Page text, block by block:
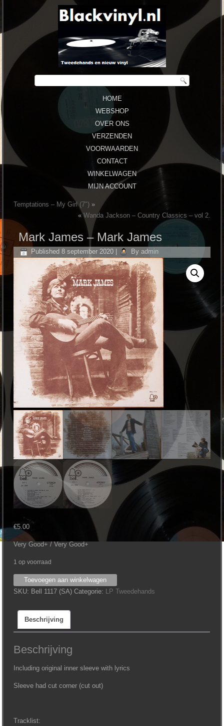
HOME
WEBSHOP
OVER ONS
VERZENDEN
VOORWAARDEN
CONTACT
WINKELWAGEN
MIJN ACCOUNT
Temptations – My Girl (7″) »
«Wanda Jackson – Country Classics – vol 2.
Mark James – Mark James
Published 8 september 2020 By admin
€5.00
Very Good+ / Very Good+
1 op voorraad
Mark
James
Mark
James
aantal
Toevoegen aan winkelwagen
SKU: Bell 1117 (SA) Categorie: LP Tweedehands
Beschrijving
Beschrijving
Including original inner sleeve with lyrics
Sleeve had cut corner (cut out)
Tracklist: